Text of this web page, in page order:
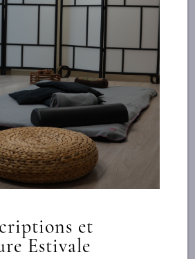
et bien-être
pour les massages en
et
Estivale